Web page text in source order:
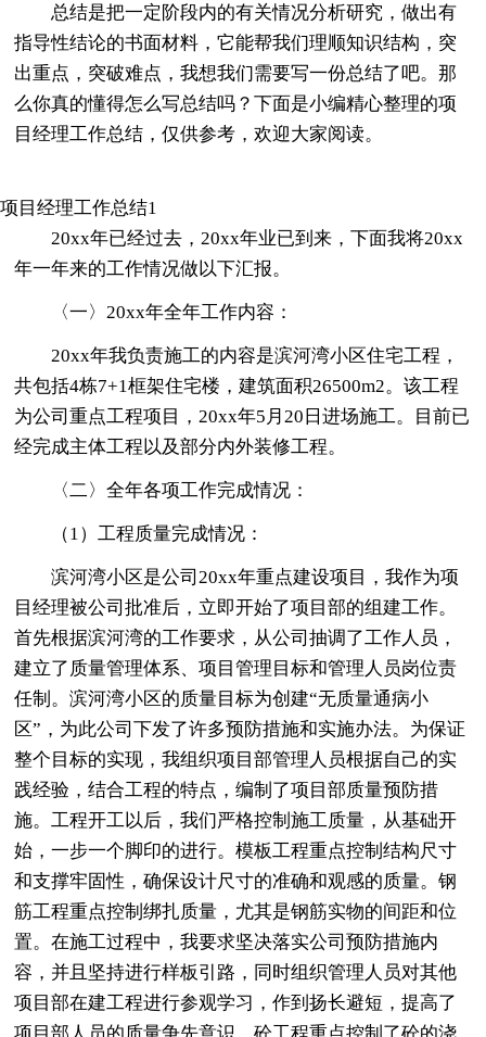
总结是把一定阶段内的有关情况分析研究，做出有
指导性结论的书面材料，它能帮我们理顺知识结构，突
出重点，突破难点，我想我们需要写一份总结了吧。那
么你真的懂得怎么写总结吗？下面是小编精心整理的项
目经理工作总结，仅供参考，欢迎大家阅读。
项目经理工作总结1
20xx年已经过去，20xx年业已到来，下面我将20xx
年一年来的工作情况做以下汇报。
〈一〉20xx年全年工作内容：
20xx年我负责施工的内容是滨河湾小区住宅工程，
共包括4栋7+1框架住宅楼，建筑面积26500m2。该工程
为公司重点工程项目，20xx年5月20日进场施工。目前已
经完成主体工程以及部分内外装修工程。
〈二〉全年各项工作完成情况：
（1）工程质量完成情况：
滨河湾小区是公司20xx年重点建设项目，我作为项
目经理被公司批准后，立即开始了项目部的组建工作。
首先根据滨河湾的工作要求，从公司抽调了工作人员，
建立了质量管理体系、项目管理目标和管理人员岗位责
任制。滨河湾小区的质量目标为创建“无质量通病小
区”，为此公司下发了许多预防措施和实施办法。为保证
整个目标的实现，我组织项目部管理人员根据自己的实
践经验，结合工程的特点，编制了项目部质量预防措
施。工程开工以后，我们严格控制施工质量，从基础开
始，一步一个脚印的进行。模板工程重点控制结构尺寸
和支撑牢固性，确保设计尺寸的准确和观感的质量。钢
筋工程重点控制绑扎质量，尤其是钢筋实物的间距和位
置。在施工过程中，我要求坚决落实公司预防措施内
容，并且坚持进行样板引路，同时组织管理人员对其他
项目部在建工程进行参观学习，作到扬长避短，提高了
项目部人员的质量争先意识。砼工程重点控制了砼的浇